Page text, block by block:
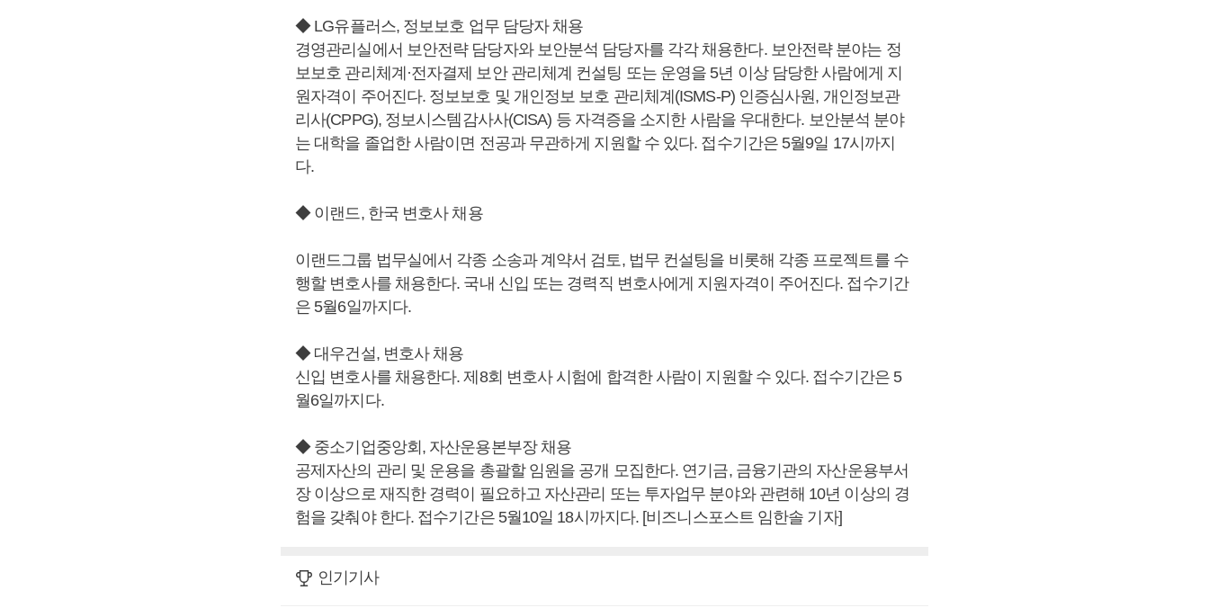
◆ LG유플러스, 정보보호 업무 담당자 채용
경영관리실에서 보안전략 담당자와 보안분석 담당자를 각각 채용한다. 보안전략 분야는 정
보보호 관리체계·전자결제 보안 관리체계 컨설팅 또는 운영을 5년 이상 담당한 사람에게 지
원자격이 주어진다. 정보보호 및 개인정보 보호 관리체계(ISMS-P) 인증심사원, 개인정보관
리사(CPPG), 정보시스템감사사(CISA) 등 자격증을 소지한 사람을 우대한다. 보안분석 분야
는 대학을 졸업한 사람이면 전공과 무관하게 지원할 수 있다. 접수기간은 5월9일 17시까지
다.
◆ 이랜드, 한국 변호사 채용
이랜드그룹 법무실에서 각종 소송과 계약서 검토, 법무 컨설팅을 비롯해 각종 프로젝트를 수
행할 변호사를 채용한다. 국내 신입 또는 경력직 변호사에게 지원자격이 주어진다. 접수기간
은 5월6일까지다.
◆ 대우건설, 변호사 채용
신입 변호사를 채용한다. 제8회 변호사 시험에 합격한 사람이 지원할 수 있다. 접수기간은 5
월6일까지다.
◆ 중소기업중앙회, 자산운용본부장 채용
공제자산의 관리 및 운용을 총괄할 임원을 공개 모집한다. 연기금, 금융기관의 자산운용부서
장 이상으로 재직한 경력이 필요하고 자산관리 또는 투자업무 분야와 관련해 10년 이상의 경
험을 갖춰야 한다. 접수기간은 5월10일 18시까지다. [비즈니스포스트 임한솔 기자]
인기기사